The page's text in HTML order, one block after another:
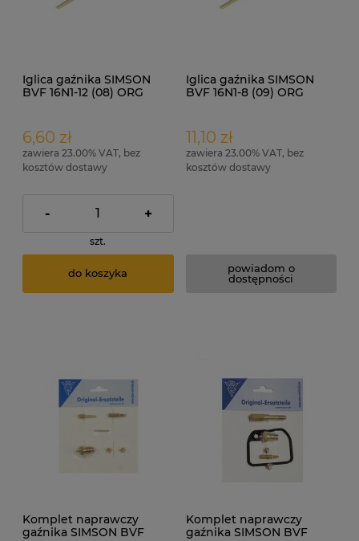
Iglica gaźnika SIMSON
BVF 16N1-12 (08) ORG
6,60 zł
zawiera 23.00% VAT, bez
kosztów dostawy
- +
szt.
do koszyka
Iglica gaźnika SIMSON
BVF 16N1-8 (09) ORG
11,10 zł
zawiera 23.00% VAT, bez
kosztów dostawy
powiadom o
dostępności
Komplet naprawczy
gaźnika SIMSON BVF
Komplet naprawczy
gaźnika SIMSON BVF